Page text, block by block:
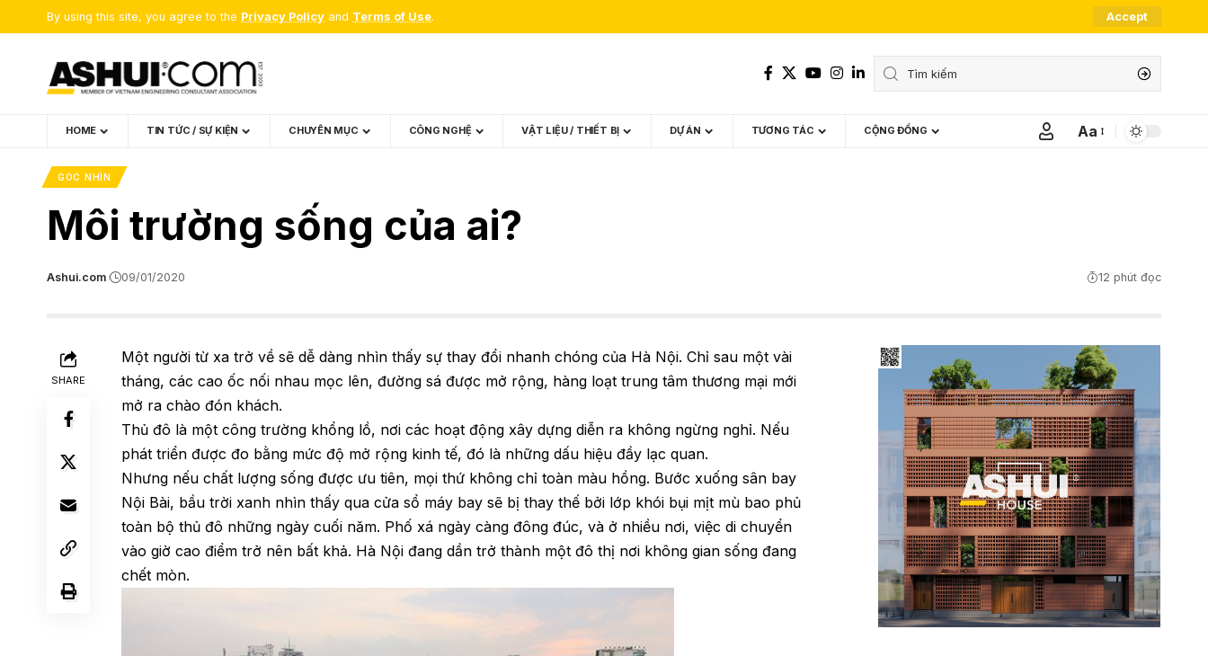
By using this site, you agree to the Privacy Policy and Terms of Use. Accept
HOME TIN TỨC / SỰ KIỆN CHUYÊN MỤC CÔNG NGHỆ VẬT LIỆU / THIẾT BỊ DỰ ÁN TƯƠNG TÁC CỘNG ĐỒNG
Font
Aa
GÓC NHÌN
Môi trường sống của ai?
Ashui.com 09/01/2020 12 phút đọc
SHARE
Một người từ xa trở về sẽ dễ dàng nhìn thấy sự thay đổi nhanh chóng của Hà Nội. Chỉ sau một vài
tháng, các cao ốc nối nhau mọc lên, đường sá được mở rộng, hàng loạt trung tâm thương mại mới
mở ra chào đón khách.
Thủ đô là một công trường khổng lồ, nơi các hoạt động xây dựng diễn ra không ngừng nghỉ. Nếu
phát triển được đo bằng mức độ mở rộng kinh tế, đó là những dấu hiệu đầy lạc quan.
Nhưng nếu chất lượng sống được ưu tiên, mọi thứ không chỉ toàn màu hồng. Bước xuống sân bay
Nội Bài, bầu trời xanh nhìn thấy qua cửa sổ máy bay sẽ bị thay thế bởi lớp khói bụi mịt mù bao phủ
toàn bộ thủ đô những ngày cuối năm. Phố xá ngày càng đông đúc, và ở nhiều nơi, việc di chuyển
vào giờ cao điểm trở nên bất khả. Hà Nội đang dần trở thành một đô thị nơi không gian sống đang
chết mòn.